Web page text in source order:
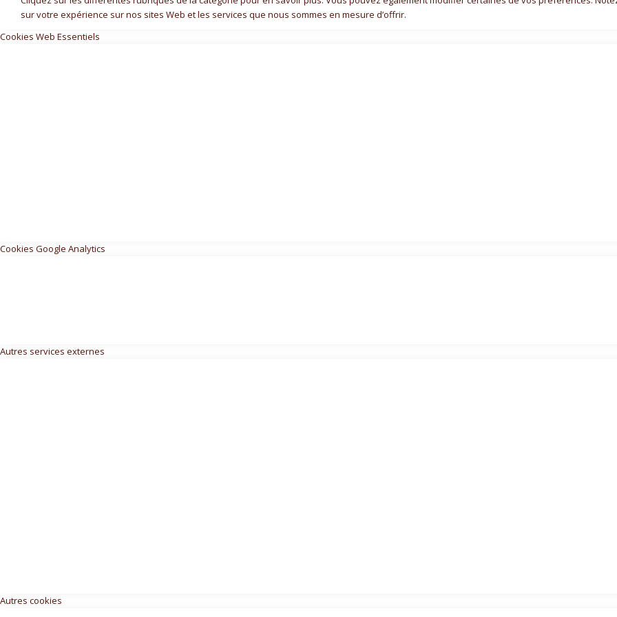
sur votre expérience sur nos sites Web et les services que nous sommes en mesure d’offrir.
Cookies Web Essentiels
Cookies Google Analytics
Autres services externes
Autres cookies